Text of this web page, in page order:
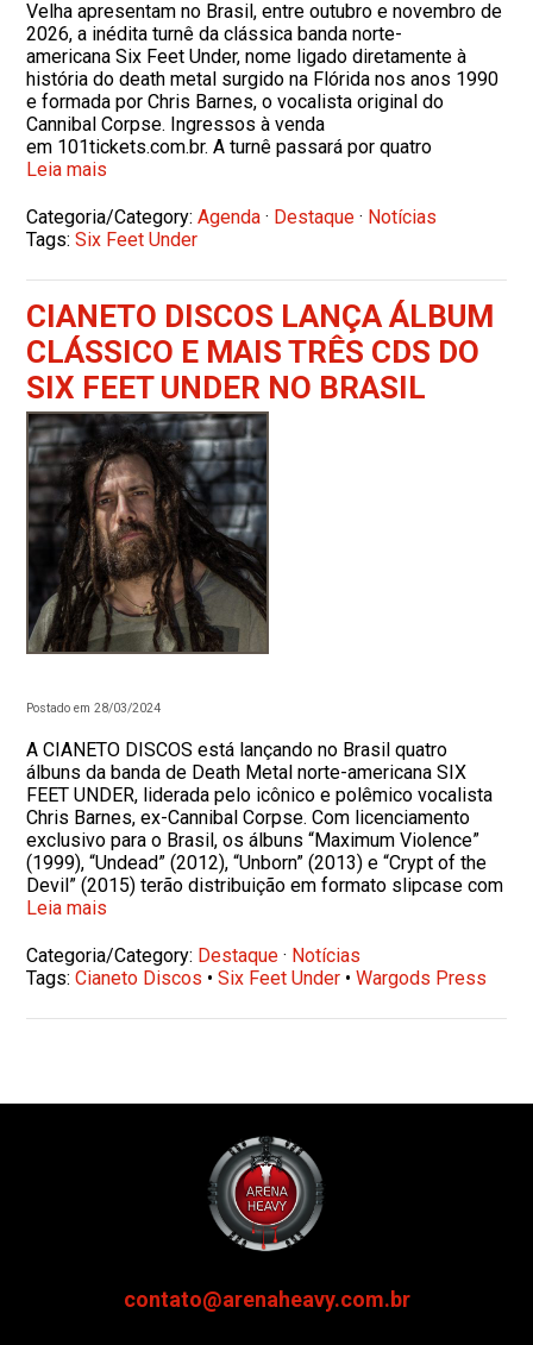
Velha apresentam no Brasil, entre outubro e novembro de
2026, a inédita turnê da clássica banda norte-
americana Six Feet Under, nome ligado diretamente à
história do death metal surgido na Flórida nos anos 1990
e formada por Chris Barnes, o vocalista original do
Cannibal Corpse. Ingressos à venda
em 101tickets.com.br. A turnê passará por quatro
Leia mais
Categoria/Category:Agenda · Destaque · Notícias
Tags:Six Feet Under
CIANETO DISCOS LANÇA ÁLBUM
CLÁSSICO E MAIS TRÊS CDS DO
SIX FEET UNDER NO BRASIL
Postado em 28/03/2024
A CIANETO DISCOS está lançando no Brasil quatro
álbuns da banda de Death Metal norte-americana SIX
FEET UNDER, liderada pelo icônico e polêmico vocalista
Chris Barnes, ex-Cannibal Corpse. Com licenciamento
exclusivo para o Brasil, os álbuns “Maximum Violence”
(1999), “Undead” (2012), “Unborn” (2013) e “Crypt of the
Devil” (2015) terão distribuição em formato slipcase com
Leia mais
Categoria/Category: Destaque · Notícias
Tags:Cianeto Discos •Six Feet Under •Wargods Press
contato@arenaheavy.com.br